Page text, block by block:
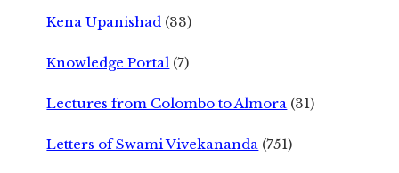
Kena Upanishad (33)
Knowledge Portal (7)
Lectures from Colombo to Almora (31)
Letters of Swami Vivekananda (751)